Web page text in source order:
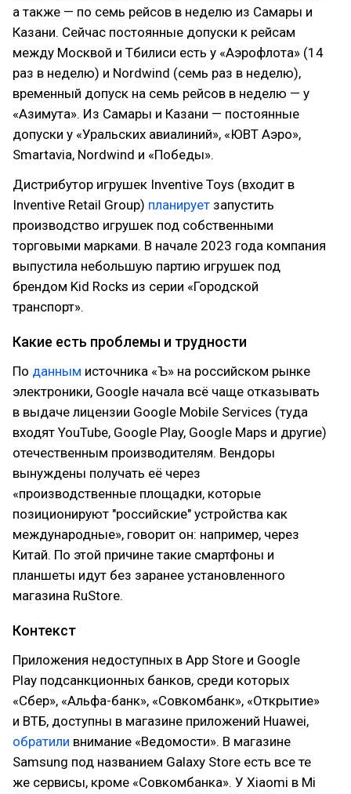
а также — по семь рейсов в неделю из Самары и
Казани. Сейчас постоянные допуски к рейсам
между Москвой и Тбилиси есть у «Аэрофлота» (14
раз в неделю) и Nordwind (семь раз в неделю),
временный допуск на семь рейсов в неделю — у
«Азимута». Из Самары и Казани — постоянные
допуски у «Уральских авиалиний», «ЮВТ Аэро»,
Smartavia, Nordwind и «Победы».
Дистрибутор игрушек Inventive Toys (входит в
Inventive Retail Group) планирует запустить
производство игрушек под собственными
торговыми марками. В начале 2023 года компания
выпустила небольшую партию игрушек под
брендом Kid Rocks из серии «Городской
транспорт».
Какие есть проблемы и трудности
По данным источника «Ъ» на российском рынке
электроники, Google начала всё чаще отказывать
в выдаче лицензии Google Mobile Services (туда
входят YouTube, Google Play, Google Maps и другие)
отечественным производителям. Вендоры
вынуждены получать её через
«производственные площадки, которые
позиционируют "российские" устройства как
международные», говорит он: например, через
Китай. По этой причине такие смартфоны и
планшеты идут без заранее установленного
магазина RuStore.
Контекст
Приложения недоступных в App Store и Google
Play подсанкционных банков, среди которых
«Сбер», «Альфа-банк», «Совкомбанк», «Открытие»
и ВТБ, доступны в магазине приложений Huawei,
обратили внимание «Ведомости». В магазине
Samsung под названием Galaxy Store есть все те
же сервисы, кроме «Совкомбанка». У Xiaomi в Mi